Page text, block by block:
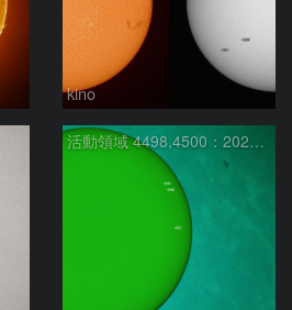
kino
活動領域 4498,4500：2026/08/08